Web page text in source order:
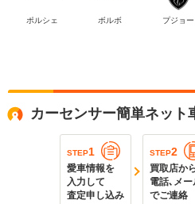
ポルシェ ボルボ プジョー
カーセンサー簡単ネット
STEP1
愛車情報を
入力して
査定申し込み
STEP2
買取店か
電話､メー
でご連絡